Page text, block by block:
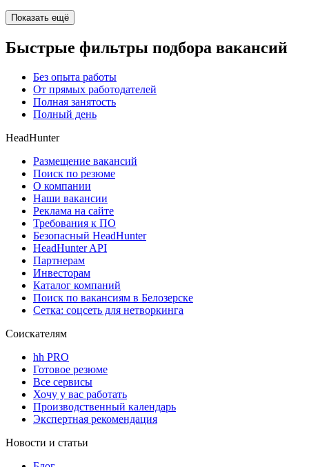
Показать ещё
Быстрые фильтры подбора вакансий
Без опыта работы
От прямых работодателей
Полная занятость
Полный день
HeadHunter
Размещение вакансий
Поиск по резюме
О компании
Наши вакансии
Реклама на сайте
Требования к ПО
Безопасный HeadHunter
HeadHunter API
Партнерам
Инвесторам
Каталог компаний
Поиск по вакансиям в Белозерске
Сетка: соцсеть для нетворкинга
Соискателям
hh PRO
Готовое резюме
Все сервисы
Хочу у вас работать
Производственный календарь
Экспертная рекомендация
Новости и статьи